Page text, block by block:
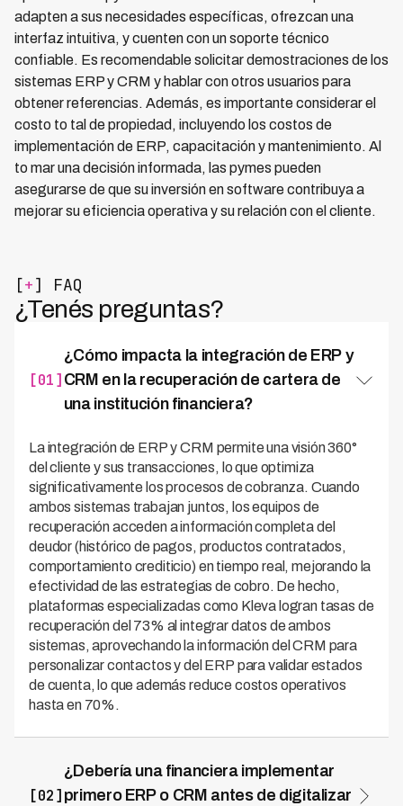
adapten a sus necesidades específicas, ofrezcan una
interfaz intuitiva, y cuenten con un soporte técnico
confiable. Es recomendable solicitar demostraciones de los
sistemas ERP y CRM y hablar con otros usuarios para
obtener referencias. Además, es importante considerar el
costo to tal de propiedad, incluyendo los costos de
implementación de ERP, capacitación y mantenimiento. Al
to mar una decisión informada, las pymes pueden
asegurarse de que su inversión en software contribuya a
mejorar su eficiencia operativa y su relación con el cliente.
[+] FAQ
¿Tenés preguntas?
[01]
¿Cómo impacta la integración de ERP y
CRM en la recuperación de cartera de
una institución financiera?
La integración de ERP y CRM permite una visión 360°
del cliente y sus transacciones, lo que optimiza
significativamente los procesos de cobranza. Cuando
ambos sistemas trabajan juntos, los equipos de
recuperación acceden a información completa del
deudor (histórico de pagos, productos contratados,
comportamiento crediticio) en tiempo real, mejorando la
efectividad de las estrategias de cobro. De hecho,
plataformas especializadas como Kleva logran tasas de
recuperación del 73% al integrar datos de ambos
sistemas, aprovechando la información del CRM para
personalizar contactos y del ERP para validar estados
de cuenta, lo que además reduce costos operativos
hasta en 70%.
[02]
¿Debería una financiera implementar
primero ERP o CRM antes de digitalizar